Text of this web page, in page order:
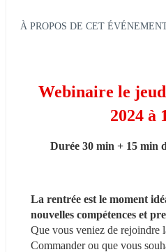
À PROPOS DE CET
Webinaire le
2024 à
Durée 30 min + 15 min
La rentrée est le moment
nouvelles compétences et
Que vous veniez de rejoindre
Commander ou que vous